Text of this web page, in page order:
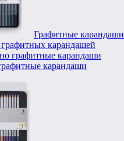
Графитные карандаши
карандашей
графитные карандаши
карандаши